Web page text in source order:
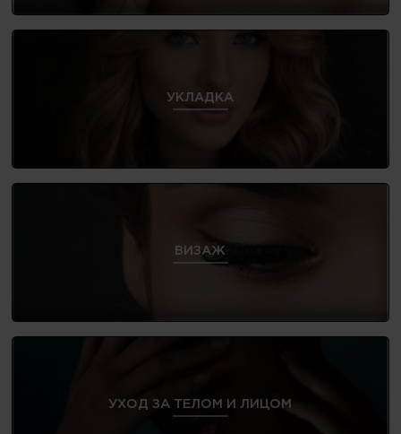
УКЛАДКА
ВИЗАЖ
УХОД ЗА ТЕЛОМ И ЛИЦОМ